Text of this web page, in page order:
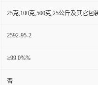
25克,100克,500克,25公斤及其它包
2592-95-2
≥99.0%%
否